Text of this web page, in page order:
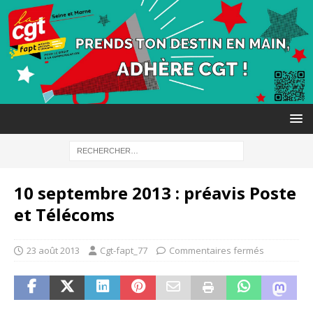
10 septembre 2013 : préavis Poste
et Télécoms
23 août 2013 Cgt-fapt_77 Commentaires fermés